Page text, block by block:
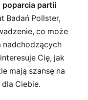
partii
Badań Pollster,
co może
nadchodzących
Cię, jak
mają szansę na
Ciebie.